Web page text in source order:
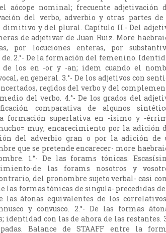
aócope nominal; frecuente adjetivación
del verbo, adverbio y otras partes
y del plural. Capítulo II.- Del
de adjetivar de Juan Ruiz. More
por locuciones enteras, por
2.°- De la formación del femenino.
los en -or y -an; idem cuando el
en general. 3.°- De los adjetivos con
regidos del verbo y del
del verbo. 4.°- De los grados del
comparativa de algunos
formación superlativa en -isimo y -
muy; encarecimiento por la adición
del adverbio gran o por la adición de
que se pretende encarecer- more
1.°- De las forams tónicas.
de las forams nosotros y
del pronombre sujeto verbal- casi
las formas tónicas de singula- precedidas
las átonas equivalentes de los
y convusco. 2.°- De las formas
identidad con las de ahora de las restantes.
Balance de STAAFF entre la